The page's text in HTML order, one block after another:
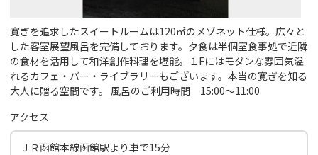
寛ぎを追求したスイートルームは120㎡のメゾネット仕様。広々と
した客室展望風呂を完備しております。夕食は半個室食事処で近隣
の食材を活用して和洋創作料理を堪能。１Fにはモダンな雰囲気溢
れるカフェ・バー・ライブラリーもございます。本当の寛ぎを知る
大人に贈る空間です。 風呂のご利用時間 15:00～11:00
アクセス
ＪＲ函館本線函館駅より車で15分